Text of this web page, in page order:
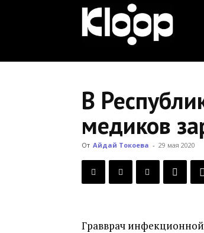
В
медиков
От Айдай Токоева - 29 мая 2020
Гравврач